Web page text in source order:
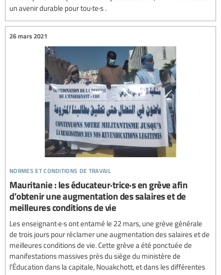
un avenir durable pour tou·te·s .
normes et conditions de travail
26 mars 2021
Mauritanie : les éducateur·trice·s en grève afin
d’obtenir une augmentation des salaires et de
meilleures conditions de vie
Les enseignant·e·s ont entamé le 22 mars, une grève générale
de trois jours pour réclamer une augmentation des salaires et de
meilleures conditions de vie. Cette grève a été ponctuée de
manifestations massives près du siège du ministère de
l'Éducation dans la capitale, Nouakchott, et dans les différentes